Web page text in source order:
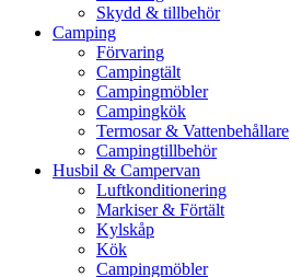
Skydd & tillbehör
Camping
Förvaring
Campingtält
Campingmöbler
Campingkök
Termosar & Vattenbehållare
Campingtillbehör
Husbil & Campervan
Luftkonditionering
Markiser & Förtält
Kylskåp
Kök
Campingmöbler